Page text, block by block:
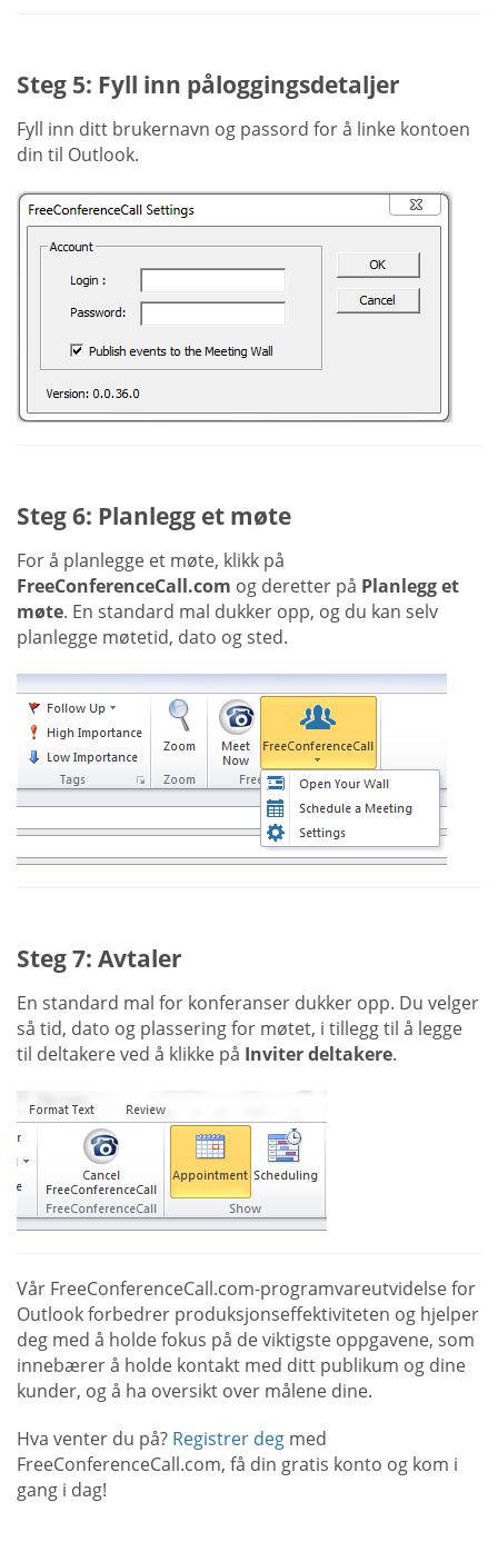
Steg 5: Fyll inn påloggingsdetaljer
Fyll inn ditt brukernavn og passord for å linke kontoen
din til Outlook.
Steg 6: Planlegg et møte
For å planlegge et møte, klikk på
FreeConferenceCall.com og deretter på Planlegg et
møte. En standard mal dukker opp, og du kan selv
planlegge møtetid, dato og sted.
Steg 7: Avtaler
En standard mal for konferanser dukker opp. Du velger
så tid, dato og plassering for møtet, i tillegg til å legge
til deltakere ved å klikke på Inviter deltakere.
Vår FreeConferenceCall.com-programvareutvidelse for
Outlook forbedrer produksjonseffektiviteten og hjelper
deg med å holde fokus på de viktigste oppgavene, som
innebærer å holde kontakt med ditt publikum og dine
kunder, og å ha oversikt over målene dine.
Hva venter du på? Registrer deg med
FreeConferenceCall.com, få din gratis konto og kom i
gang i dag!